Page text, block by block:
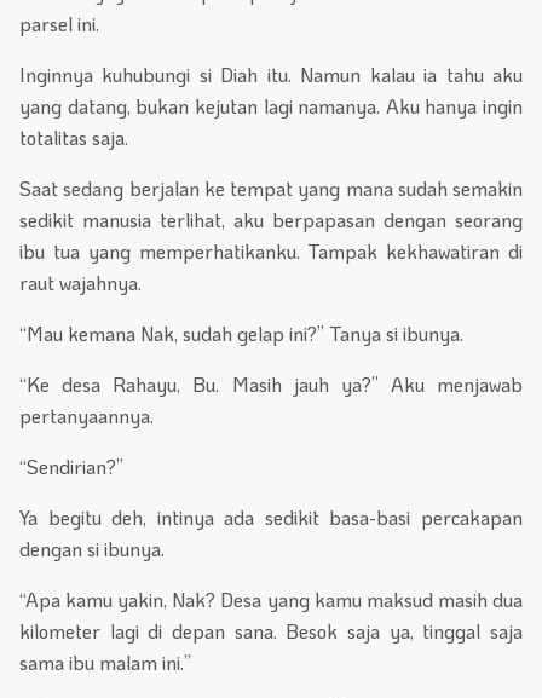
parsel ini.
Inginnya kuhubungi si Diah itu. Namun kalau ia tahu aku
yang datang, bukan kejutan lagi namanya. Aku hanya ingin
totalitas saja.
Saat sedang berjalan ke tempat yang mana sudah semakin
sedikit manusia terlihat, aku berpapasan dengan seorang
ibu tua yang memperhatikanku. Tampak kekhawatiran di
raut wajahnya.
“Mau kemana Nak, sudah gelap ini?” Tanya si ibunya.
“Ke desa Rahayu, Bu. Masih jauh ya?” Aku menjawab
pertanyaannya.
“Sendirian?”
Ya begitu deh, intinya ada sedikit basa-basi percakapan
dengan si ibunya.
“Apa kamu yakin, Nak? Desa yang kamu maksud masih dua
kilometer lagi di depan sana. Besok saja ya, tinggal saja
sama ibu malam ini.”